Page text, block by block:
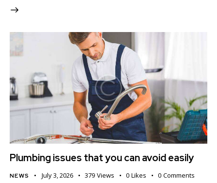
Plumbing issues that you can avoid easily
NEWS July 3, 2026 379 Views 0 Likes 0 Comments